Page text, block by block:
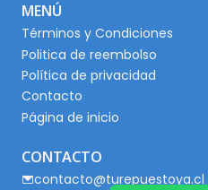
MENÚ
Términos y Condiciones
Politica de reembolso
Política de privacidad
Contacto
Página de inicio
CONTACTO
contacto@turepuestoya.cl